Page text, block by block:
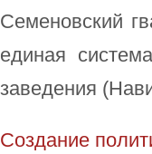
Семеновский
единая
заведения
Создание